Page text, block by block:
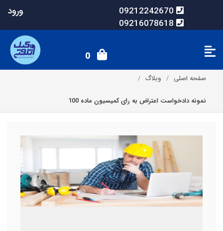
09212242670
09216078618
ورود
0
صفحه اصلی وبلاگ
نمونه دادخواست اعتراض به رای کمیسیون ماده 100